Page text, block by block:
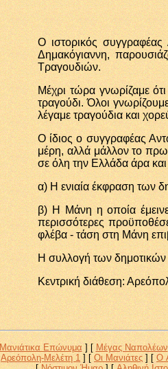
Ο ιστορικός
Δημακόγιαννη,
Τραγουδιών.
Μέχρι τώρα γνωρίζαμε
τραγούδι. Όλοι
λέγαμε τραγούδια και
Ο ίδιος ο συγγραφέας
μέρη, αλλά μάλλον το
σε όλη την Ελλάδα άρα
α) Η ενιαία έκφραση των
β) Η Μάνη η οποία έμεινε
περισσότερες
φλέβα - τάση στη Μάνη
Η συλλογή των δημοτικών
Κεντρική διάθεση:
Μανιάτικα Επώνυμα ] [ Μέγας Ναπολέων
Αρεόπολη-Μελέτη 1 ] [ Οι Μανιάτες ] [ Ο